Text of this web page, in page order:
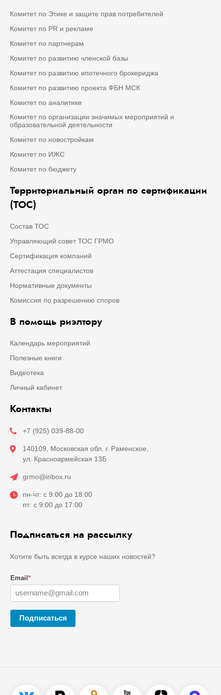
Комитет по Этике и защите прав потребителей
Комитет по PR и рекламе
Комитет по партнерам
Комитет по развитию членской базы
Комитет по развитию ипотечного брокериджа
Комитет по развитию проекта ФБН МСК
Комитет по аналитике
Комитет по организации значимых мероприятий и
образовательной деятельности
Комитет по новостройкам
Комитет по ИЖС
Комитет по бюджету
Территориальный орган по сертификации
(ТОС)
Состав ТОС
Управляющий совет ТОС ГРМО
Сертификация компаний
Аттестация специалистов
Нормативные документы
Комиссия по разрешению споров
В помощь риэлтору
Календарь мероприятий
Полезные книги
Видеотека
Личный кабинет
Контакты
+7 (925) 039-88-00
140109, Московская обл. г. Раменское,
ул. Красноармейская 13Б
grmo@inbox.ru
пн-чт: с 9:00 до 18:00
пт: с 9:00 до 17:00
Подписаться на рассылку
Хотите быть всегда в курсе наших новостей?
Email*
Подписаться